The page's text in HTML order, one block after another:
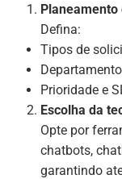
Defina:
Tipos de
Prioridade e
Escolha da
Opte por
chatbots,
garantindo